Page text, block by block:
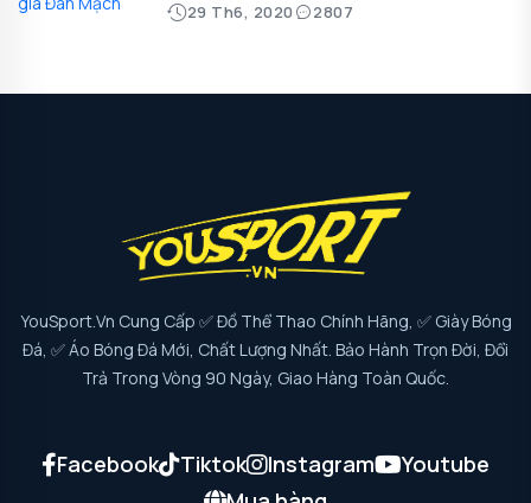
29 Th6, 2020 2807
YouSport.vn Cung Cấp ✅ Đồ Thể Thao Chính Hãng, ✅ Giày Bóng
Đá, ✅ Áo Bóng Đá Mới, Chất Lượng Nhất. Bảo Hành Trọn Đời, Đổi
Trả Trong Vòng 90 Ngày, Giao Hàng Toàn Quốc.
Facebook Tiktok Instagram
Youtube